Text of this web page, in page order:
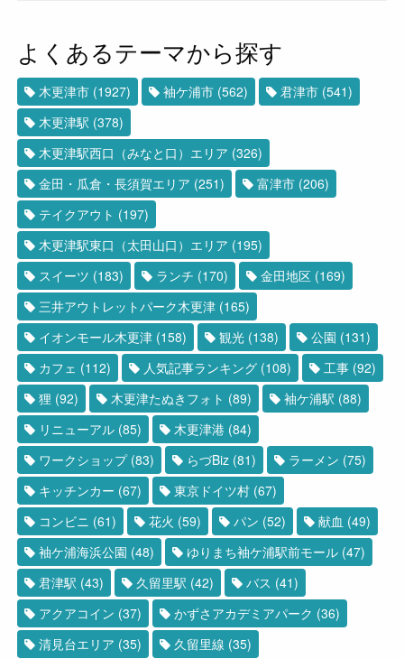
よくあるテーマから探す
木更津市 (1927) 袖ケ浦市 (562) 君津市 (541)
木更津駅 (378)
木更津駅西口（みなと口）エリア (326)
金田・瓜倉・長須賀エリア (251) 富津市 (206)
テイクアウト (197)
木更津駅東口（太田山口）エリア (195)
スイーツ (183) ランチ (170) 金田地区 (169)
三井アウトレットパーク木更津 (165)
イオンモール木更津 (158) 観光 (138) 公園 (131)
カフェ (112) 人気記事ランキング (108) 工事 (92)
狸 (92) 木更津たぬきフォト (89) 袖ケ浦駅 (88)
リニューアル (85) 木更津港 (84)
ワークショップ(83) らづBiz (81) ラーメン (75)
キッチンカー (67) 東京ドイツ村 (67)
コンビニ (61) 花火 (59) パン (52) 献血 (49)
袖ケ浦海浜公園 (48) ゆりまち袖ケ浦駅前モール (47)
君津駅 (43) 久留里駅 (42) バス (41)
アクアコイン (37) かずさアカデミアパーク (36)
清見台エリア (35) 久留里線 (35)